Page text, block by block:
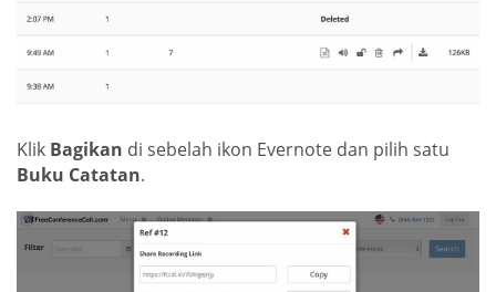
Klik Bagikan di sebelah ikon Evernote dan pilih satu
Buku Catatan.